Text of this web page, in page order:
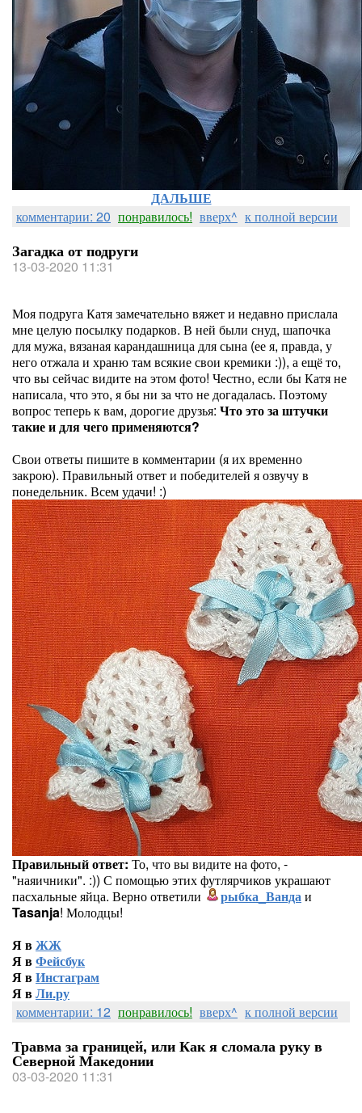
ДАЛЬШЕ
комментарии: 20 понравилось! вверх^ к полной версии
Загадка от подруги
13-03-2020 11:31
Моя подруга Катя замечательно вяжет и недавно прислала
мне целую посылку подарков. В ней были снуд, шапочка
для мужа, вязаная карандашница для сына (ее я, правда, у
него отжала и храню там всякие свои кремики :)), а ещё то,
что вы сейчас видите на этом фото! Честно, если бы Катя не
написала, что это, я бы ни за что не догадалась. Поэтому
вопрос теперь к вам, дорогие друзья: Что это за штучки
такие и для чего применяются?
Свои ответы пишите в комментарии (я их временно
закрою). Правильный ответ и победителей я озвучу в
понедельник. Всем удачи! :)
Правильный ответ: То, что вы видите на фото, -
"наяичники". :)) С помощью этих футлярчиков украшают
пасхальные яйца. Верно ответили
рыбка_Вандаи
Tasanja! Молодцы!
Я вЖЖ
Я вФейсбук
Я вИнстаграм
Я вЛи.ру
комментарии: 12 понравилось! вверх^ к полной версии
Травма за границей, или Как я сломала руку в
Северной Македонии
03-03-2020 11:31